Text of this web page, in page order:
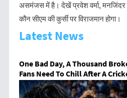
असमंजस में है। देखें प्रवेश वर्मा, मनजिंदर
कौन सीएम की कुर्सी पर विराजमान होगा।
Latest News
One Bad Day, A Thousand
Fans Need To Chill After A